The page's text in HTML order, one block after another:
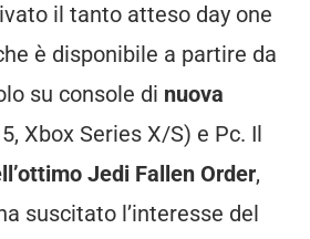
il tanto atteso day one
è disponibile a partire da
su console di nuova
Xbox Series X/S) e Pc. Il
Jedi Fallen Order,
suscitato l’interesse del